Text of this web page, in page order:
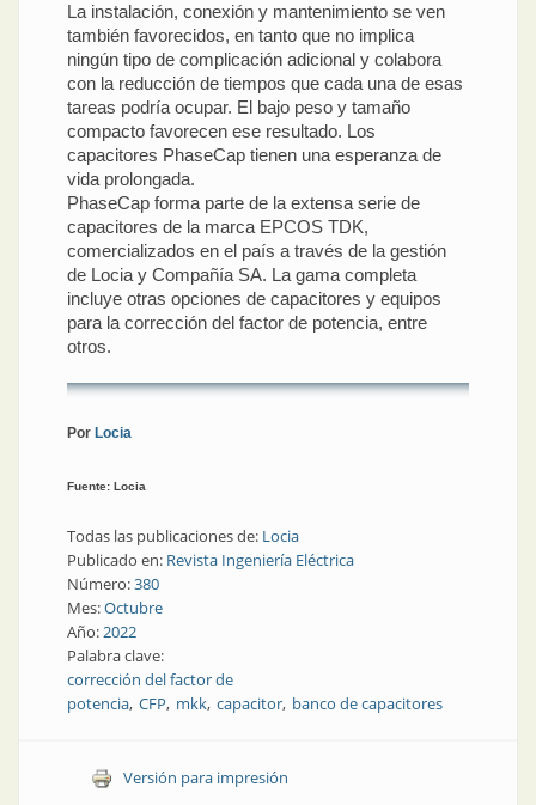
La instalación, conexión y mantenimiento se ven
también favorecidos, en tanto que no implica
ningún tipo de complicación adicional y colabora
con la reducción de tiempos que cada una de esas
tareas podría ocupar. El bajo peso y tamaño
compacto favorecen ese resultado. Los
capacitores PhaseCap tienen una esperanza de
vida prolongada.
PhaseCap forma parte de la extensa serie de
capacitores de la marca EPCOS TDK,
comercializados en el país a través de la gestión
de Locia y Compañía SA. La gama completa
incluye otras opciones de capacitores y equipos
para la corrección del factor de potencia, entre
otros.
Por Locia
Fuente: Locia
Todas las publicaciones de: Locia
Publicado en: Revista Ingeniería Eléctrica
Número:380
Mes:Octubre
Año:2022
Palabra clave:
corrección del factor de
potencia CFP mkk capacitor banco de capacitores
Versión para impresión